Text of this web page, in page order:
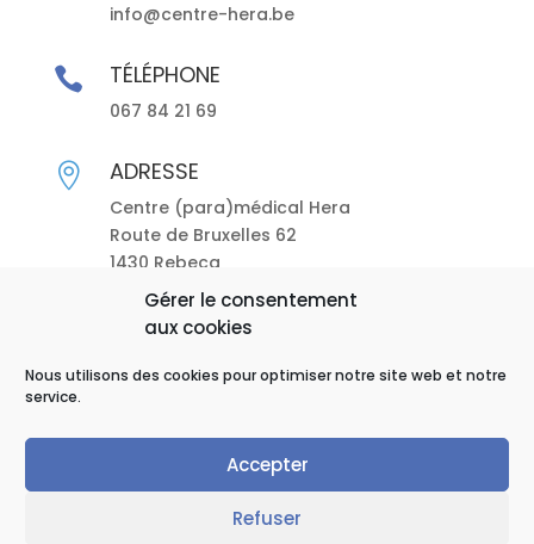
Gérer le consentement
aux cookies
Nous utilisons des cookies pour optimiser notre site web et notre
service.
Accepter
Refuser
info@centre-hera.be
 TÉLÉPHONE
067 84 21 69
 ADRESSE
Centre (para)médical Hera
Route de Bruxelles 62
1430 Rebecq
Politique de cookies (EU)
Mentions légales
© 2021 Centre (para)médical HERA